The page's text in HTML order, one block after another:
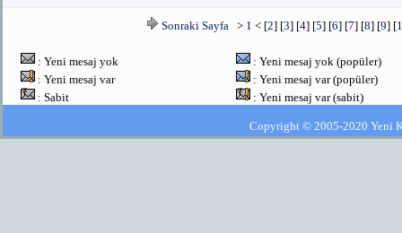
Sonraki Sayfa> 1 < [2] [3] [4] [5] [6] [7] [8] [9] [
: Yeni mesaj yok
: Yeni mesaj var
: Sabit
: Yeni mesaj yok (popüler)
: Yeni mesaj var (popüler)
: Yeni mesaj var (sabit)
Copyright © 2005-2020 Yeni